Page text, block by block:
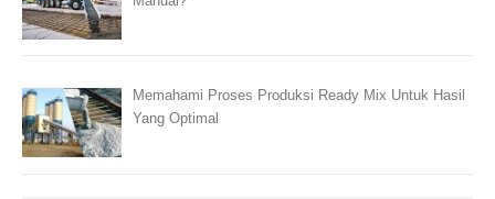
Memahami Proses Produksi Ready Mix Untuk Hasil
Yang Optimal